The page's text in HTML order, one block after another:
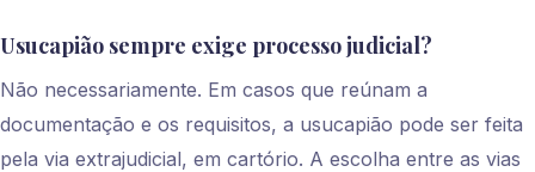
Usucapião sempre exige processo judicial?
Não necessariamente. Em casos que reúnam a
documentação e os requisitos, a usucapião pode ser feita
pela via extrajudicial, em cartório. A escolha entre as vias